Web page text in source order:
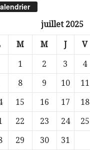
juillet 2025
M M J V
1 2 3 4
8 9 10 11
15 16 17 18
22 23 24 25
29 30
31